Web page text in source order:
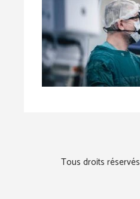
Tous droits